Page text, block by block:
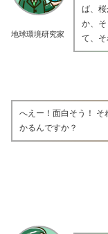
地球環境研究家
ば、
か、
て、そ
へえー！面白そう！
かるんですか？